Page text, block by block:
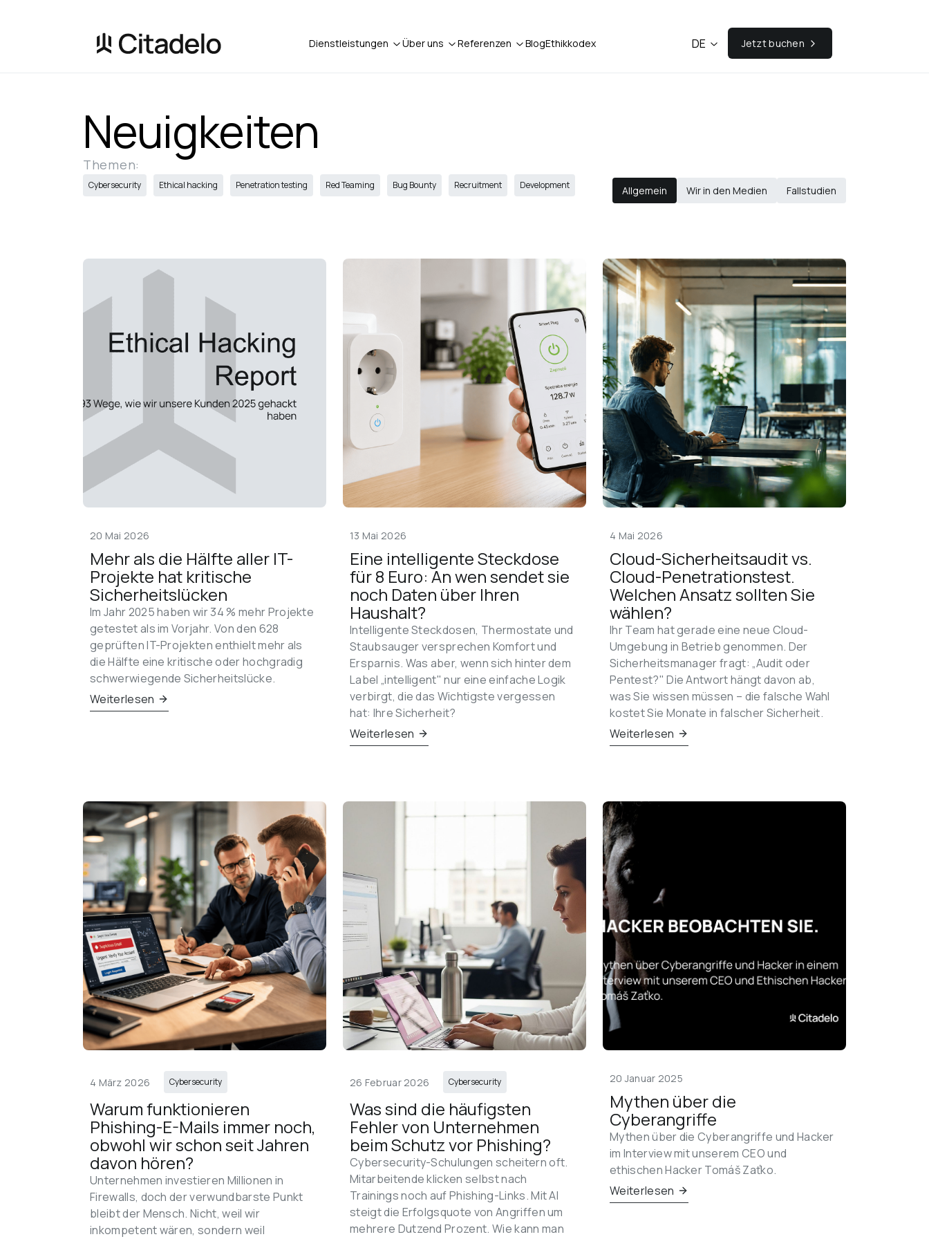
Dienstleistungen Über uns Referenzen BlogEthikkodex DE Jetzt buchen
Neuigkeiten
Themen:
Cybersecurity Ethical hacking Penetration testing Red Teaming Bug Bounty Recruitment Development Allgemein Wir in den Medien Fallstudien
20 Mai 2026
Mehr als die Hälfte aller IT-
Projekte hat kritische
Sicherheitslücken
Im Jahr 2025 haben wir 34 % mehr Projekte
getestet als im Vorjahr. Von den 628
geprüften IT-Projekten enthielt mehr als
die Hälfte eine kritische oder hochgradig
schwerwiegende Sicherheitslücke.
Weiterlesen
13 Mai 2026
Eine intelligente Steckdose
für 8 Euro: An wen sendet sie
noch Daten über Ihren
Haushalt?
Intelligente Steckdosen, Thermostate und
Staubsauger versprechen Komfort und
Ersparnis. Was aber, wenn sich hinter dem
Label „intelligent" nur eine einfache Logik
verbirgt, die das Wichtigste vergessen
hat: Ihre Sicherheit?
Weiterlesen
4 Mai 2026
Cloud-Sicherheitsaudit vs.
Cloud-Penetrationstest.
Welchen Ansatz sollten Sie
wählen?
Ihr Team hat gerade eine neue Cloud-
Umgebung in Betrieb genommen. Der
Sicherheitsmanager fragt: „Audit oder
Pentest?" Die Antwort hängt davon ab,
was Sie wissen müssen – die falsche Wahl
kostet Sie Monate in falscher Sicherheit.
Weiterlesen
4 März 2026 Cybersecurity
Warum funktionieren
Phishing-E-Mails immer noch,
obwohl wir schon seit Jahren
davon hören?
Unternehmen investieren Millionen in
Firewalls, doch der verwundbarste Punkt
bleibt der Mensch. Nicht, weil wir
inkompetent wären, sondern weil
26 Februar 2026 Cybersecurity
Was sind die häufigsten
Fehler von Unternehmen
beim Schutz vor Phishing?
Cybersecurity-Schulungen scheitern oft.
Mitarbeitende klicken selbst nach
Trainings noch auf Phishing-Links. Mit AI
steigt die Erfolgsquote von Angriffen um
mehrere Dutzend Prozent. Wie kann man
20 Januar 2025
Mythen über die
Cyberangriffe
Mythen über die Cyberangriffe und Hacker
im Interview mit unserem CEO und
ethischen Hacker Tomáš Zaťko.
Weiterlesen